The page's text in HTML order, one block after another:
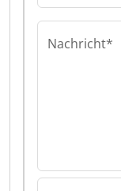
Nachricht*